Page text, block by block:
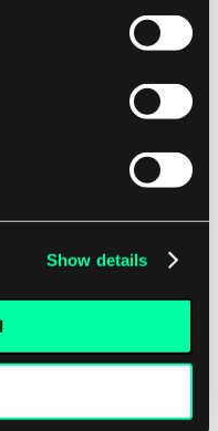
Show details
: zwiększenie
: 10% wzrost
być mierzalne i
zarówno dla
są również miarą
ogólne, może to
jest po prostu